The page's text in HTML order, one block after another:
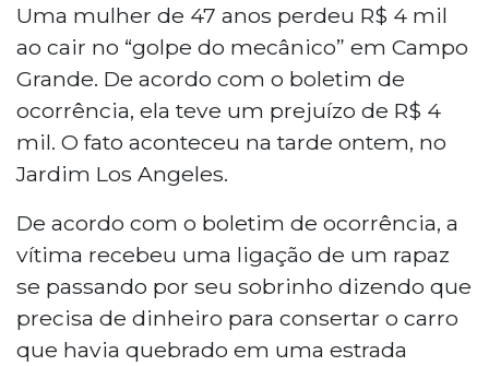
Uma mulher de 47 anos perdeu R$ 4 mil
ao cair no “golpe do mecânico” em Campo
Grande. De acordo com o boletim de
ocorrência, ela teve um prejuízo de R$ 4
mil. O fato aconteceu na tarde ontem, no
Jardim Los Angeles.
De acordo com o boletim de ocorrência, a
vítima recebeu uma ligação de um rapaz
se passando por seu sobrinho dizendo que
precisa de dinheiro para consertar o carro
que havia quebrado em uma estrada